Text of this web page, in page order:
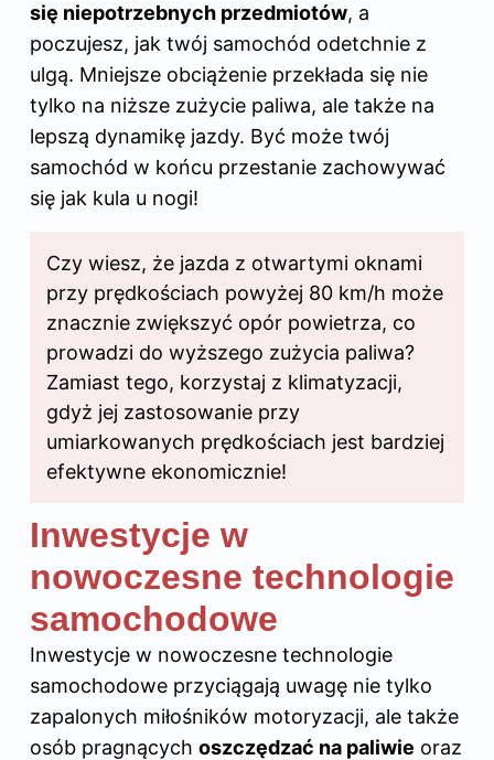
się niepotrzebnych przedmiotów, a
poczujesz, jak twój samochód odetchnie z
ulgą. Mniejsze obciążenie przekłada się nie
tylko na niższe zużycie paliwa, ale także na
lepszą dynamikę jazdy. Być może twój
samochód w końcu przestanie zachowywać
się jak kula u nogi!
Czy wiesz, że jazda z otwartymi oknami
przy prędkościach powyżej 80 km/h może
znacznie zwiększyć opór powietrza, co
prowadzi do wyższego zużycia paliwa?
Zamiast tego, korzystaj z klimatyzacji,
gdyż jej zastosowanie przy
umiarkowanych prędkościach jest bardziej
efektywne ekonomicznie!
Inwestycje w
nowoczesne technologie
samochodowe
Inwestycje w nowoczesne technologie
samochodowe przyciągają uwagę nie tylko
zapalonych miłośników motoryzacji, ale także
osób pragnących oszczędzać na paliwie oraz